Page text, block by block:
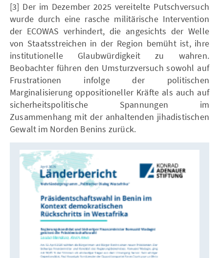
[3] Der im Dezember 2025 vereitelte Putschversuch
wurde durch eine rasche militärische Intervention
der ECOWAS verhindert, die angesichts der Welle
von Staatsstreichen in der Region bemüht ist, ihre
institutionelle Glaubwürdigkeit zu wahren.
Beobachter führen den Umsturzversuch sowohl auf
Frustrationen infolge der politischen
Marginalisierung oppositioneller Kräfte als auch auf
sicherheitspolitische Spannungen im
Zusammenhang mit der anhaltenden jihadistischen
Gewalt im Norden Benins zurück.